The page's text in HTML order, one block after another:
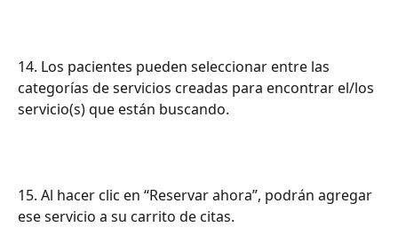
14. Los pacientes pueden seleccionar entre las
categorías de servicios creadas para encontrar el/los
servicio(s) que están buscando.
15. Al hacer clic en “Reservar ahora”, podrán agregar
ese servicio a su carrito de citas.